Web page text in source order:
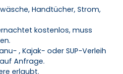
Handtücher, Strom,
kostenlos, muss
, Kajak- oder SUP-Verleih
Anfrage.
erlaubt.